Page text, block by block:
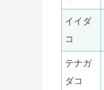
イイダ
コ
テナガ
ダコ